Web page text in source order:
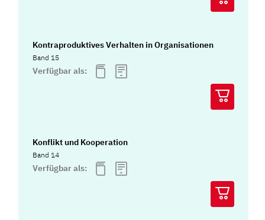
Kontraproduktives Verhalten in Organisationen
Band 15
Verfügbar als:
Konflikt und Kooperation
Band 14
Verfügbar als: